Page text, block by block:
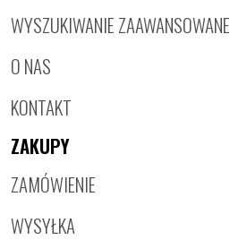
WYSZUKIWANIE ZAAWANSOWANE
O NAS
KONTAKT
ZAKUPY
ZAMÓWIENIE
WYSYŁKA